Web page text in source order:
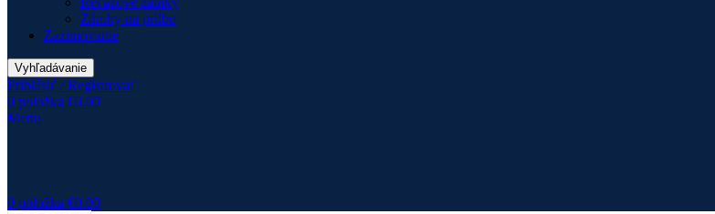
Zámky na prilbu
Zazimovanie
Vyhľadávanie
Prihlásiť / Registrovať
0 položka €0.00
Menu
0 položka €0.00